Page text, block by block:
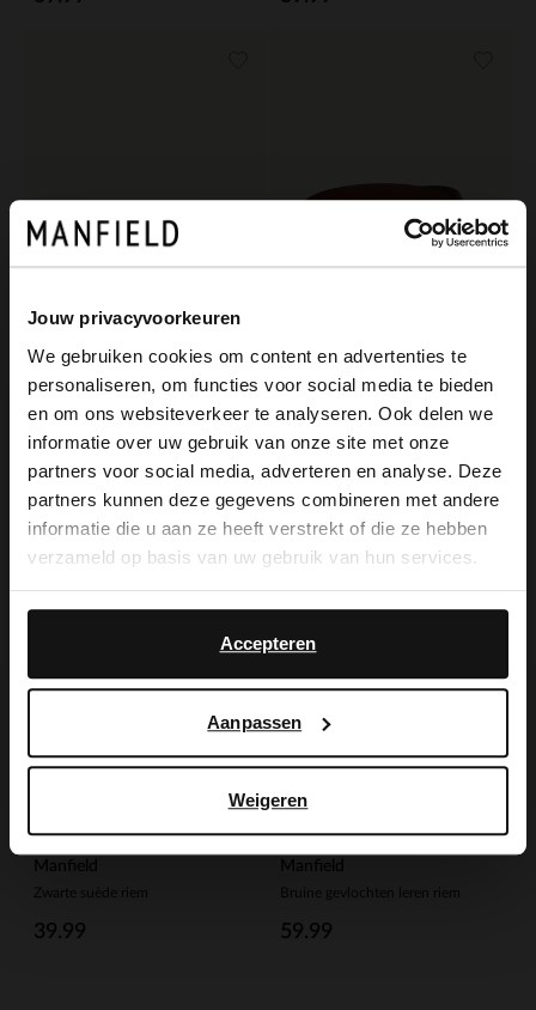
Jouw privacyvoorkeuren
We gebruiken cookies om content en advertenties te
personaliseren, om functies voor social media te bieden
en om ons websiteverkeer te analyseren. Ook delen we
informatie over uw gebruik van onze site met onze
partners voor social media, adverteren en analyse. Deze
partners kunnen deze gegevens combineren met andere
informatie die u aan ze heeft verstrekt of die ze hebben
verzameld op basis van uw gebruik van hun services.
Accepteren
Aanpassen
Weigeren
Taupe suède riem
39.99
Bruine leren riem
39.99
Manfield
Zwarte suède riem
39.99
Bruine gevlochten leren riem
59.99
×
View this website in English?
It looks like your language isn't Dutch. Would
you like to switch to English?
English